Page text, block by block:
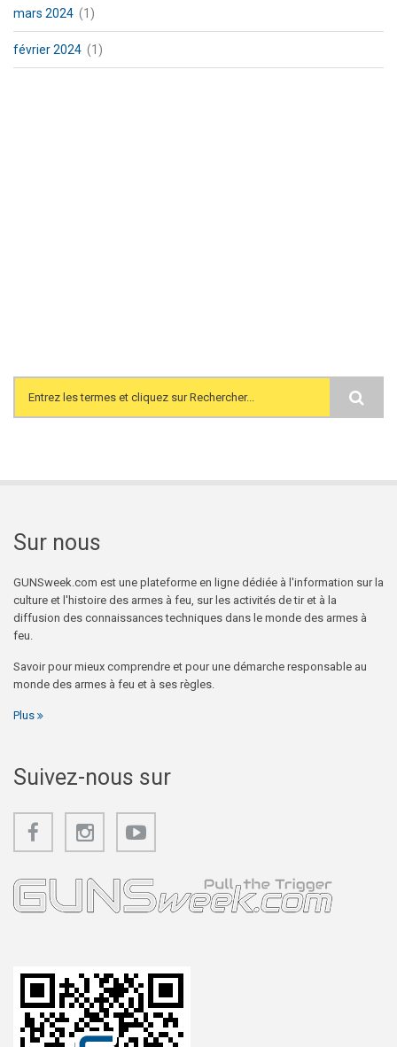
mars 2024 (1)
février 2024 (1)
Search form
Sur nous
GUNSweek.com est une plateforme en ligne dédiée à l'information sur la
culture et l'histoire des armes à feu, sur les activités de tir et à la
diffusion des connaissances techniques dans le monde des armes à
feu.
Savoir pour mieux comprendre et pour une démarche responsable au
monde des armes à feu et à ses règles.
Plus
Suivez-nous sur